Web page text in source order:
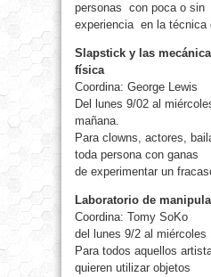
personas con poca o sin
experiencia en la técnica
Slapstick y las
física
Coordina: George Lewis
Del lunes 9/02 al
mañana.
Para clowns, actores,
toda persona con ganas
de experimentar un
Laboratorio de
Coordina: Tomy SoKo
del lunes 9/2 al miércoles
Para todos aquellos
quieren utilizar objetos